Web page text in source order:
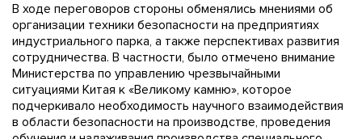
В ходе переговоров стороны обменялись мнениями об
организации техники безопасности на предприятиях
индустриального парка, а также перспективах развития
сотрудничества. В частности, было отмечено внимание
Министерства по управлению чрезвычайными
ситуациями Китая к «Великому камню», которое
подчеркивало необходимость научного взаимодействия
в области безопасности на производстве, проведения